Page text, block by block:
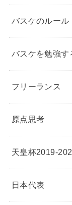
バスケのルール
バスケを勉強す
フリーランス
原点思考
天皇杯2019-
日本代表